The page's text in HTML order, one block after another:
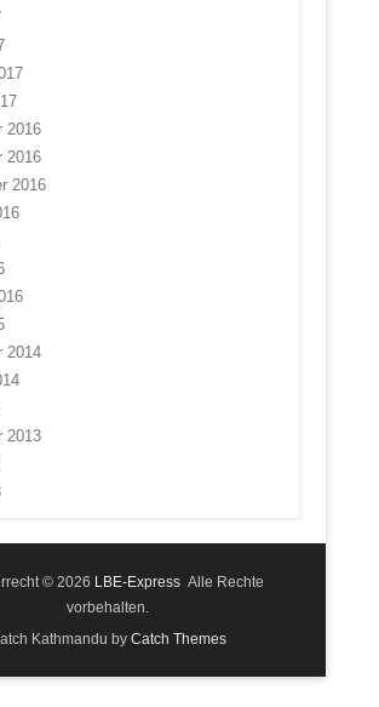
2016
2016
2016
2014
2013
© 2026 LBE-Express Alle Rechte
vorbehalten.
Kathmandu by Catch Themes